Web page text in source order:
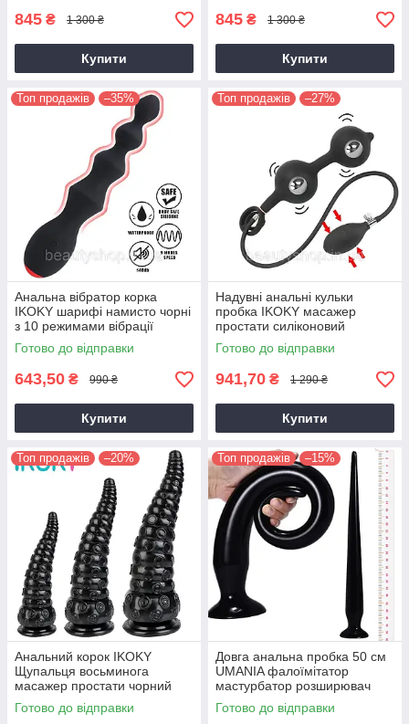
845 ₴ 1 300 ₴
Купити
845 ₴ 1 300 ₴
Купити
Топ продажів –35%
Анальна вібратор корка
IKOKY шарифі намисто чорні
з 10 режимами вібрації
Готово до відправки
643,50 ₴ 990 ₴
Купити
Топ продажів –27%
Надувні анальні кульки
пробка IKOKY масажер
простати силіконовий
розширювач ануса чорний
Готово до відправки
941,70 ₴ 1 290 ₴
Купити
Топ продажів –20%
Анальний корок IKOKY
Щупальця восьминога
масажер простати чорний
Готово до відправки
Топ продажів –15%
Довга анальна пробка 50 см
UMANIA фалоїмітатор
мастурбатор розширювач
масажер простати чорного
кольору
Готово до відправки